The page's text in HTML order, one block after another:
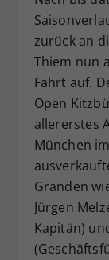
zurück an
Thiem nun
Fahrt auf.
Open
allererstes
München
Granden
Jürgen
Kapitän)